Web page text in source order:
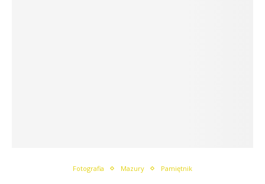
Fotografia Mazury Pamiętnik